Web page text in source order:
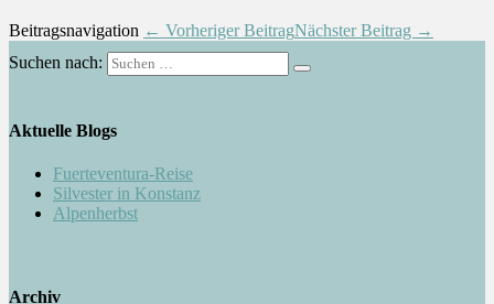
Beitragsnavigation ← Vorheriger BeitragNächster Beitrag →
Suchen nach:
Aktuelle Blogs
Fuerteventura-Reise
Silvester in Konstanz
Alpenherbst
Archiv